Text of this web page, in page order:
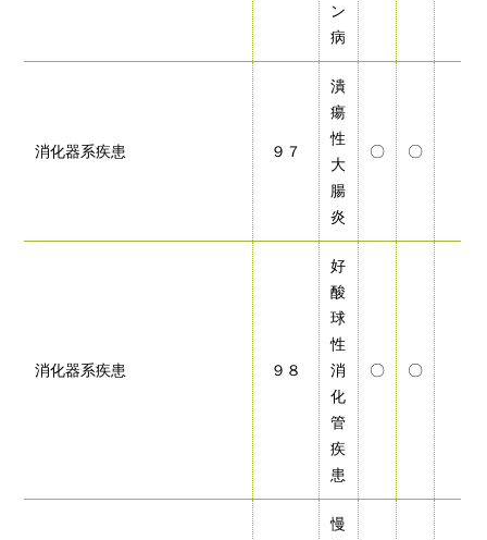
ン
病
消化器系疾患 ９７
潰
瘍
性
大
腸
炎
〇 〇
消化器系疾患 ９８
好
酸
球
性
消
化
管
疾
患
〇 〇
慢